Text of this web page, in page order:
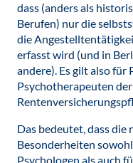
dass (anders als
Berufen) nur die
die
erfasst wird (und in
andere). Es gilt also
Psychotherapeuten
Das bedeutet, dass die
Besonderheiten
Psychologen als auch